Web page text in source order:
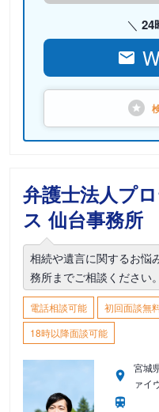
24
弁護士法人プ
ス 仙台事務所
相続や遺言に関するお悩
務所までご相談ください。
電話相談可能 初回面談無
18時以降面談可能
宮城
ァイ